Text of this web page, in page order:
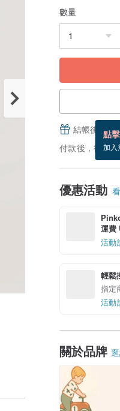
數量
點
加入
結帳後填寫
付款後，從備
優惠活動
運費
活動
輕鬆
指定
活動
關於品牌